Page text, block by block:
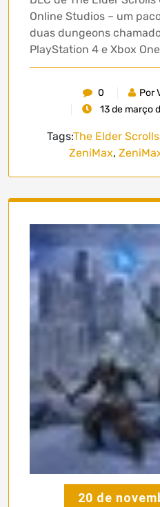
Online Studios – um
duas dungeons
PlayStation 4 e Xbox
0
Por
13 de março
Tags:The Elder
ZeniMax,
20 de